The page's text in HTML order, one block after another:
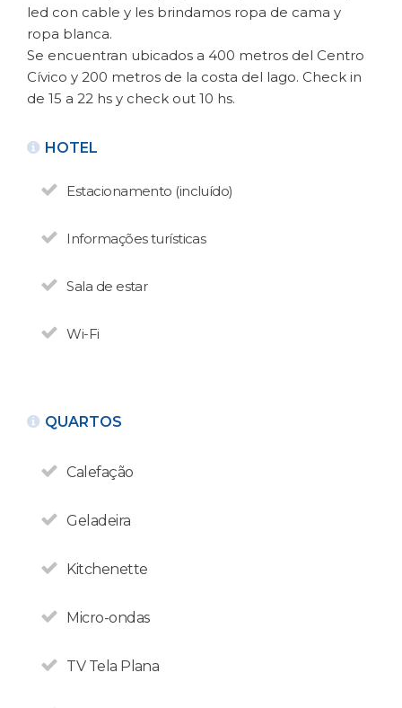
VOLTAR
N° de disposición:534-A-2020
VOLTAR
led con cable y les brindamos ropa de cama y
ropa blanca.
Se encuentran ubicados a 400 metros del Centro
Cívico y 200 metros de la costa del lago. Check in
de 15 a 22 hs y check out 10 hs.
HOTEL
Estacionamento (incluído)
Informações turísticas
Sala de estar
Wi-Fi
QUARTOS
Calefação
Geladeira
Kitchenette
Micro-ondas
TV Tela Plana